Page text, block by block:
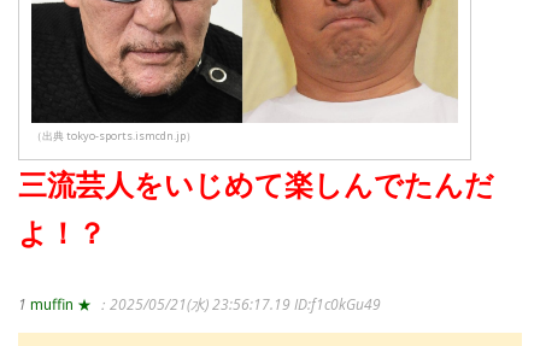
（出典 tokyo-sports.ismcdn.jp）
三流芸人をいじめて楽しんでたんだ
よ！？
1 muffin ★ ：2025/05/21(水) 23:56:17.19 ID:f1c0kGu49